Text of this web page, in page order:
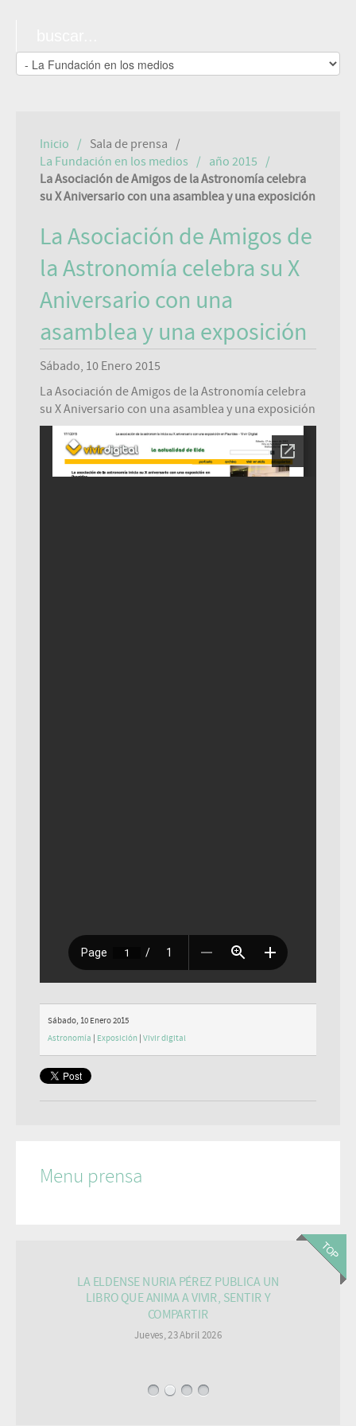
Inicio
Sala de prensa
La Fundación en los medios
año 2015
La Asociación de Amigos de la Astronomía celebra
su X Aniversario con una asamblea y una exposición
La Asociación de Amigos de
la Astronomía celebra su X
Aniversario con una
asamblea y una exposición
Sábado, 10 Enero 2015
La Asociación de Amigos de la Astronomía celebra
su X Aniversario con una asamblea y una exposición
Sábado, 10 Enero 2015
Astronomía | Exposición | Vivir digital
Menu prensa
LA ELDENSE NURIA PÉREZ PUBLICA UN
LIBRO QUE ANIMA A VIVIR, SENTIR Y
COMPARTIR
Jueves, 23 Abril 2026